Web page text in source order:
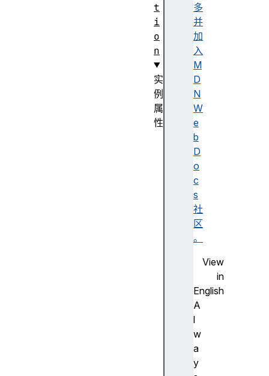
多
并
加
入
M
D
N
W
e
b
D
o
c
s
社
区
。
View
in
English
A
l
w
a
y
t
i
o
n
实
例
属
性